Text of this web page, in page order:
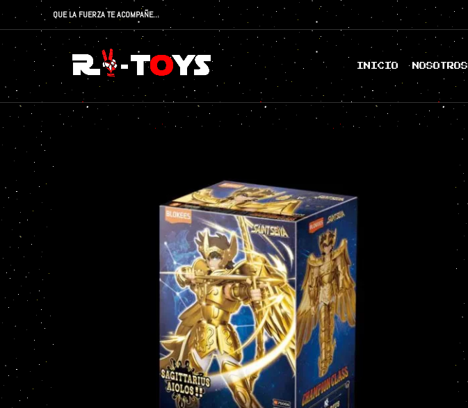
QUE LA FUERZA TE ACOMPAÑE…
INICIO NOSOTROS